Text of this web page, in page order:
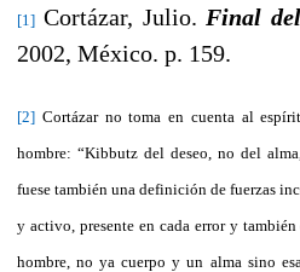
[1] Cortázar, Julio. Final
2002, México. p. 159.
[2] Cortázar no toma en cuenta al
hombre: “Kibbutz del deseo, no del
fuese también una definición de fuerzas
y activo, presente en cada error y también
hombre, no ya cuerpo y un alma sino